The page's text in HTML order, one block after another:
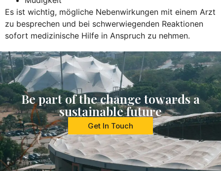
Es ist wichtig, mögliche Nebenwirkungen mit einem Arzt
zu besprechen und bei schwerwiegenden Reaktionen
sofort medizinische Hilfe in Anspruch zu nehmen.
Be part of the change towards a
sustainable future
Get In Touch